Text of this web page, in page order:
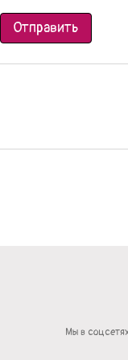
Отправить
Мы в